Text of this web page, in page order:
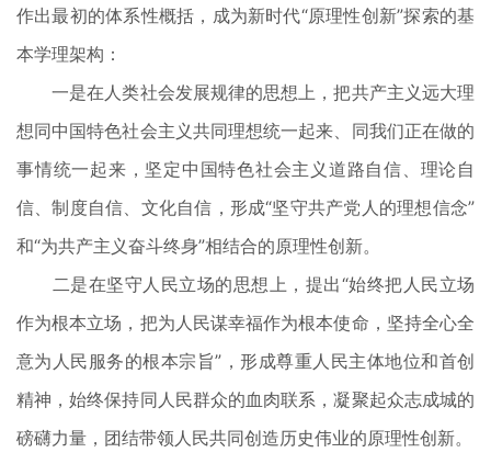
作出最初的体系性概括，成为新时代“原理性创新”探索的基
本学理架构：
一是在人类社会发展规律的思想上，把共产主义远大理
想同中国特色社会主义共同理想统一起来、同我们正在做的
事情统一起来，坚定中国特色社会主义道路自信、理论自
信、制度自信、文化自信，形成“坚守共产党人的理想信念”
和“为共产主义奋斗终身”相结合的原理性创新。
二是在坚守人民立场的思想上，提出“始终把人民立场
作为根本立场，把为人民谋幸福作为根本使命，坚持全心全
意为人民服务的根本宗旨”，形成尊重人民主体地位和首创
精神，始终保持同人民群众的血肉联系，凝聚起众志成城的
磅礴力量，团结带领人民共同创造历史伟业的原理性创新。